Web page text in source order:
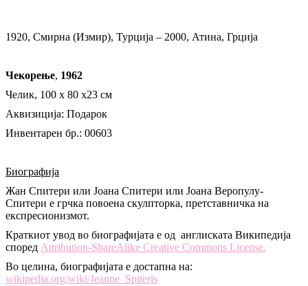
1920, Смирна (Измир), Турција – 2000, Атина, Грција
Чекорење, 1962
Челик, 100 x 80 x23 см
Аквизиција: Подарок
Инвентарен бр.: 00603
Биографија
Жан Спитери или Јоана Спитери или Јоана Веропулу-
Спитери е грчка повоена скулпторка, претставничка на
експресионизмот.
Краткиот увод во биографијата е од англиската Википедија
според Attribution-ShareAlike Creative Commons License.
Во целина, биографијата е достапна на:
wikipedia.org/wiki/Jeanne_Spiteris